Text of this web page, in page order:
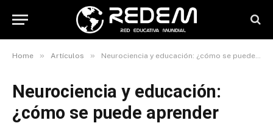
Home » Artículos » Neurociencia y educación: ¿cómo se puede aprender mejor?
Neurociencia y educación:
¿cómo se puede aprender